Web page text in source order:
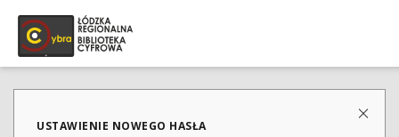
USTAWIENIE NOWEGO HASŁA